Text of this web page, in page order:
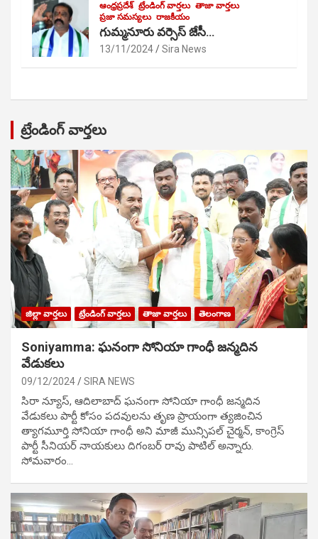
ఆంధ్రప్రదేశ్ ట్రేండింగ్ వార్తలు తాజా వార్తలు
ప్రజా సమస్యలు రాజకీయం
గుమ్మనూరు వర్సెస్ జేసీ…
13/11/2024 Sira News
ట్రేండింగ్ వార్తలు
జిల్లా వార్తలు ట్రేండింగ్ వార్తలు తాజా వార్తలు తెలంగాణ
Soniyamma: ఘ‌నంగా సోనియా గాంధీ జ‌న్మ‌దిన
వేడుక‌లు
09/12/2024 SIRA NEWS
సిరా న్యూస్, ఆదిలాబాద్ ఘ‌నంగా సోనియా గాంధీ జ‌న్మ‌దిన
వేడుక‌లు పార్టీ కోసం ప‌ద‌వుల‌ను తృణ ప్రాయంగా త్య‌జించిన
త్యాగమూర్తి సోనియా గాంధీ అని మాజీ మున్సిప‌ల్ చైర్మ‌న్, కాంగ్రెస్
పార్టీ సీనియ‌ర్ నాయ‌కులు దిగంబ‌ర్ రావు పాటిల్ అన్నారు.
సోమవారం…